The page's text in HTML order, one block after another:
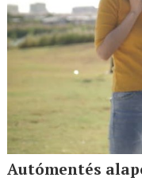
Autómentés